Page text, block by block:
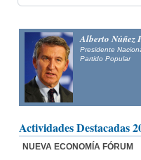
Alfonso
Mañueco
Presidente del
Actividades Destacadas
NUEVA ECONOMÍA FÓRUM